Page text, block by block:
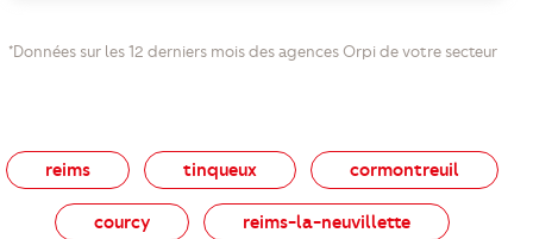
*Données sur les 12 derniers mois des agences Orpi de votre secteur
reims tinqueux cormontreuil
courcy reims-la-neuvillette